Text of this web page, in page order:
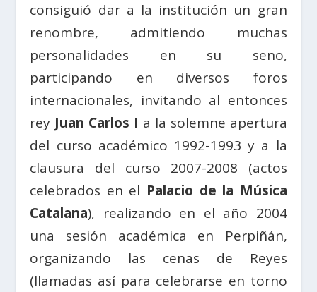
consiguió dar a la institución un gran
renombre, admitiendo muchas
personalidades en su seno,
participando en diversos foros
internacionales, invitando al entonces
rey Juan Carlos I a la solemne apertura
del curso académico 1992-1993 y a la
clausura del curso 2007-2008 (actos
celebrados en el Palacio de la Música
Catalana), realizando en el año 2004
una sesión académica en Perpiñán,
organizando las cenas de Reyes
(llamadas así para celebrarse en torno